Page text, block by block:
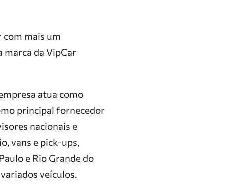
com mais um
marca da VipCar
atua como
principal fornecedor
nacionais e
vans e pick-ups,
e Rio Grande do
veículos.